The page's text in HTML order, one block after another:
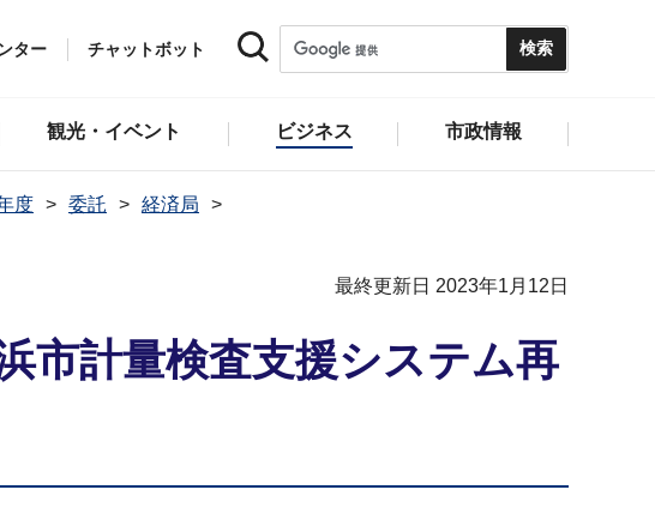
ター チャットボット
観光・イベント ビジネス 市政情報
度 委託
経済局
最終更新日 2023年1月12日
市計量検査支援システム再